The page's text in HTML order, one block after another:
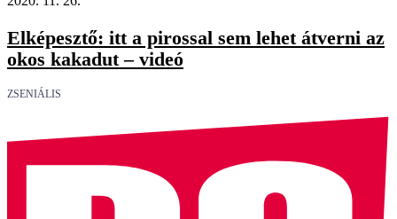
Elképesztő: itt a pirossal sem lehet átverni az
okos kakadut – videó
ZSENIÁLIS